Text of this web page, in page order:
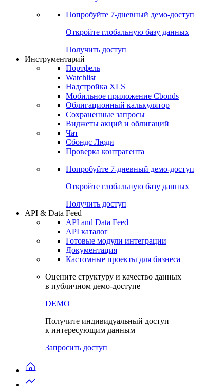
Попробуйте 7-дневный демо-доступ
Откройте глобальную базу данных
Получить доступ
Инструментарий
Портфель
Watchlist
Надстройка XLS
Мобильное приложение Cbonds
Облигационный калькулятор
Сохраненные запросы
Виджеты акций и облигаций
Чат
Сбондс Люди
Проверка контрагента
Попробуйте 7-дневный демо-доступ
Откройте глобальную базу данных
Получить доступ
API & Data Feed
API and Data Feed
API каталог
Готовые модули интеграции
Документация
Кастомные проекты для бизнеса
Оцените структуру и качество данных
в публичном демо-доступе
DEMO
Получите индивидуальный доступ
к интересующим данным
Запросить доступ